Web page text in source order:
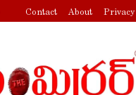
Contact About Privacy